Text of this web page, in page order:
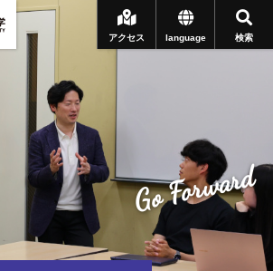
検索
language
アクセス
Go Forward